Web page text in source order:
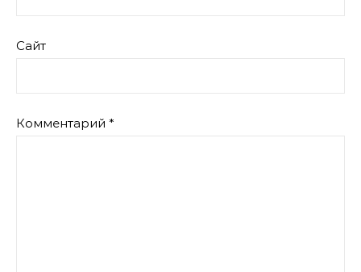
Сайт
Комментарий *